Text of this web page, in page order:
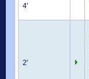
4'
2'